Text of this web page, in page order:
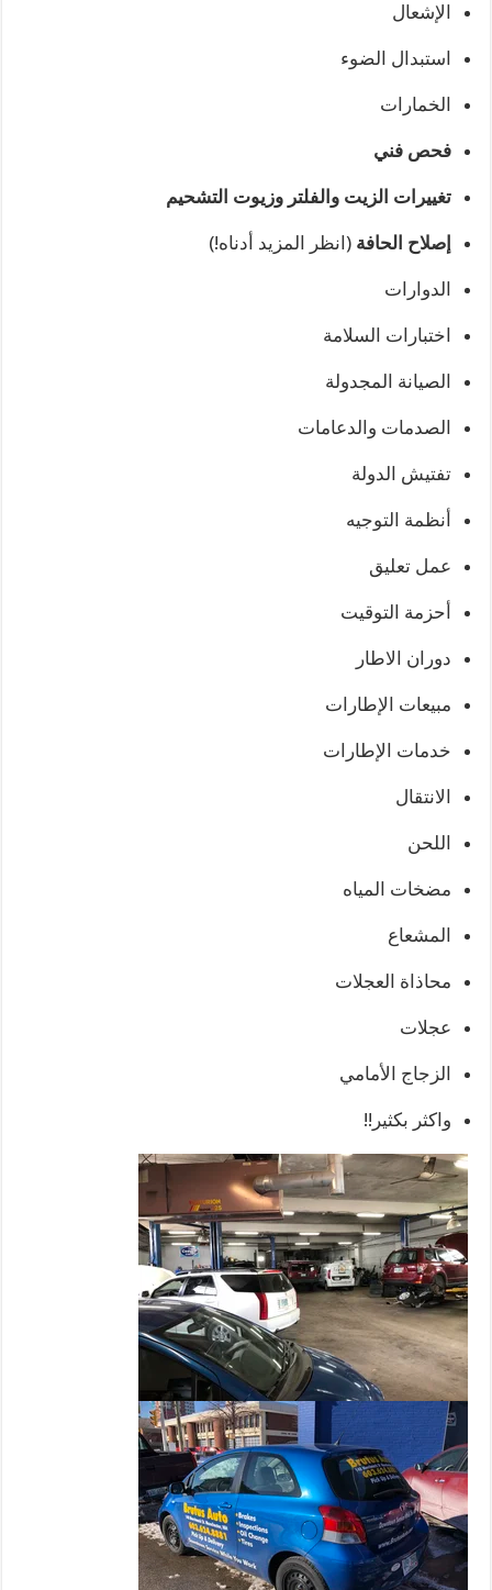
الإشعال
استبدال الضوء
الخمارات
فحص فني
تغييرات الزيت والفلتر وزيوت التشحيم
إصلاح الحافة (انظر المزيد أدناه!)
الدوارات
اختبارات السلامة
الصيانة المجدولة
الصدمات والدعامات
تفتيش الدولة
أنظمة التوجيه
عمل تعليق
أحزمة التوقيت
دوران الاطار
مبيعات الإطارات
خدمات الإطارات
الانتقال
اللحن
مضخات المياه
المشعاع
محاذاة العجلات
عجلات
الزجاج الأمامي
واكثر بكثير!!